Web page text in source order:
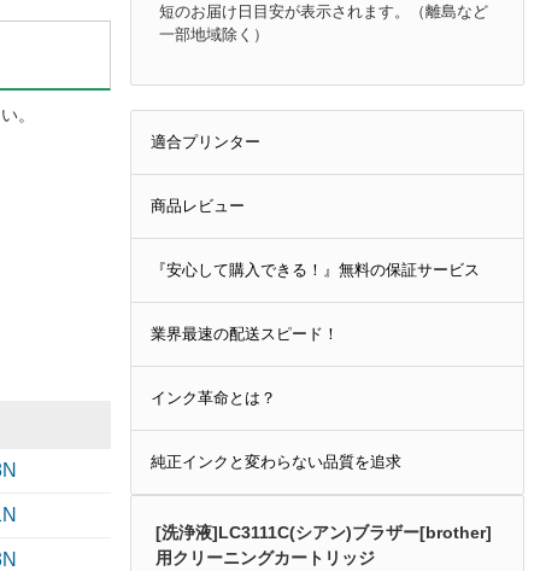
短のお届け日目安が表示されます。
（離島など
一部地域除く）
適合プリンター
商品レビュー
『安心して購入できる！』無料の保証サービス
業界最速の配送スピード！
インク革命とは？
純正インクと変わらない品質を追求
[洗浄液]LC3111C(シアン)ブラザー[brother]
用クリーニングカートリッジ
。